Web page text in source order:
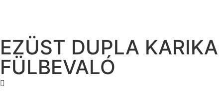
EZÜST DUPLA KARIKA
FÜLBEVALÓ